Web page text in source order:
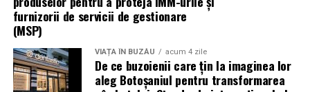
Pansamentul se schimbă singur, după primele 24 de ore,
sau cu blândețe acasă. Dacă a aderat puțin la piele,
umezește marginile cu apă călduță înainte să tragi de el.
Nu îl smulge brusc, fii blândă cu pielea.
furnizorii de servicii de gestionare
(MSP)
VIAȚA ÎN BUZĂU acum 4 zile
De ce buzoienii care țin la imaginea lor
aleg Botoșaniul pentru transformarea